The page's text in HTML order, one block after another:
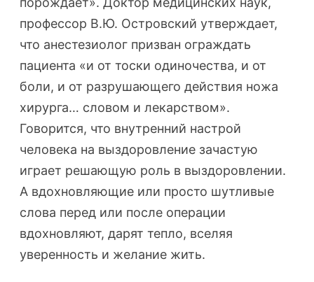
профессор В.Ю. Островский утверждает,
что анестезиолог призван ограждать
пациента «и от тоски одиночества, и от
боли, и от разрушающего действия ножа
хирурга… словом и лекарством».
Говорится, что внутренний настрой
человека на выздоровление зачастую
играет решающую роль в выздоровлении.
А вдохновляющие или просто шутливые
слова перед или после операции
вдохновляют, дарят тепло, вселяя
уверенность и желание жить.